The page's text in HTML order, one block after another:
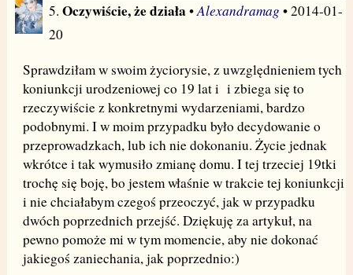
5. Oczywiście, że działa •Alexandramag • 2014-01-
20
Sprawdziłam w swoim życiorysie, z uwzględnieniem tych
koniunkcji urodzeniowej co 19 lat i i zbiega się to
rzeczywiście z konkretnymi wydarzeniami, bardzo
podobnymi. I w moim przypadku było decydowanie o
przeprowadzkach, lub ich nie dokonaniu. Życie jednak
wkrótce i tak wymusiło zmianę domu. I tej trzeciej 19tki
trochę się boję, bo jestem właśnie w trakcie tej koniunkcji
i nie chciałabym czegoś przeoczyć, jak w przypadku
dwóch poprzednich przejść. Dziękuję za artykuł, na
pewno pomoże mi w tym momencie, aby nie dokonać
jakiegoś zaniechania, jak poprzednio:)